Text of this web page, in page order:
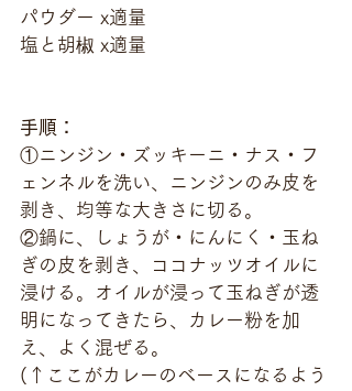
パウダー x適量
塩と胡椒 x適量
手順：
①ニンジン・ズッキーニ・ナス・フ
ェンネルを洗い、ニンジンのみ皮を
剥き、均等な大きさに切る。
②鍋に、しょうが・にんにく・玉ね
ぎの皮を剥き、ココナッツオイルに
浸ける。オイルが浸って玉ねぎが透
明になってきたら、カレー粉を加
え、よく混ぜる。
(↑ここがカレーのベースになるよう